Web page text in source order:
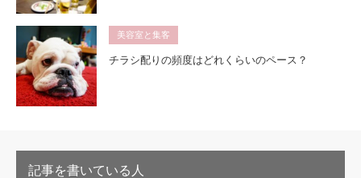
美容室と集客
チラシ配りの頻度はどれくらいのペース？
記事を書いている人